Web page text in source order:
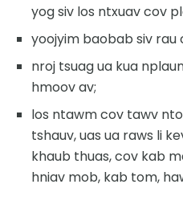
yog siv los ntxuav cov
yoojyim baobab siv rau
nroj tsuag ua kua
hmoov av;
los ntawm cov tawv
tshauv, uas ua raws li
khaub thuas, cov kab
hniav mob, kab tom,